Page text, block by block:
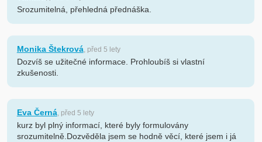
Srozumitelná, přehledná přednáška.
Monika Štekrová, před 5 lety
Dozvíš se užitečné informace. Prohloubíš si vlastní
zkušenosti.
Eva Černá, před 5 lety
kurz byl plný informací, které byly formulovány
srozumitelně.Dozvěděla jsem se hodně věcí, které jsem i já